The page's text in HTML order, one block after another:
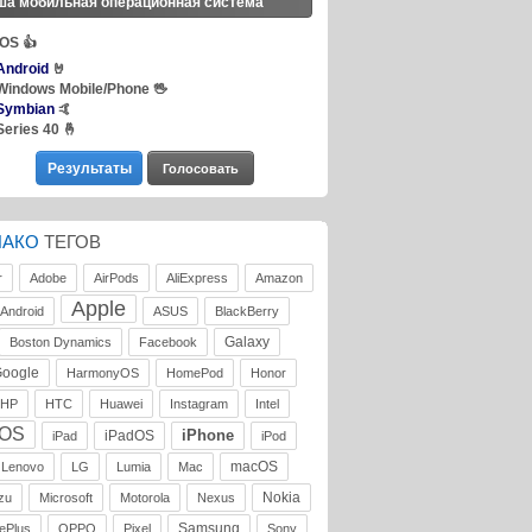
👍
🤘
Mobile/Phone 🖖
🤙
40 🤞
ТЕГОВ
Adobe AirPods AliExpress Amazon
Android Apple ASUS BlackBerry
Boston Dynamics Facebook
Galaxy
HarmonyOS HomePod Honor
HP HTC Huawei Instagram Intel
iPad iPadOS iPhone iPod
Lenovo LG Lumia Mac macOS
Microsoft Motorola Nexus Nokia
OPPO Pixel Samsung Sony